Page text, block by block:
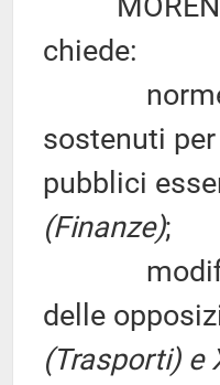
chiede:
norme
sostenuti
pubblici
(Finanze);
modifiche
delle
(Trasporti) e